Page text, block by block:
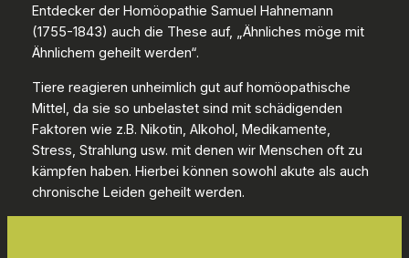
Entdecker der Homöopathie Samuel Hahnemann
(1755-1843) auch die These auf, „Ähnliches möge mit
Ähnlichem geheilt werden“.
Tiere reagieren unheimlich gut auf homöopathische
Mittel, da sie so unbelastet sind mit schädigenden
Faktoren wie z.B. Nikotin, Alkohol, Medikamente,
Stress, Strahlung usw. mit denen wir Menschen oft zu
kämpfen haben. Hierbei können sowohl akute als auch
chronische Leiden geheilt werden.